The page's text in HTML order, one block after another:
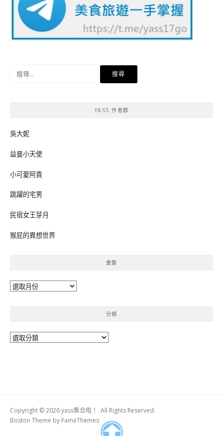
YASS 作者群
吳大妮
益曼小天使
小可愛阿貴
跳躍的宅男
民宿女王芽月
猴屁的異想世界
彙整
彙
分類
分
Copyright © 2026 yass集合啦！. All Rights Reserved.
Boston Theme by FameThemes